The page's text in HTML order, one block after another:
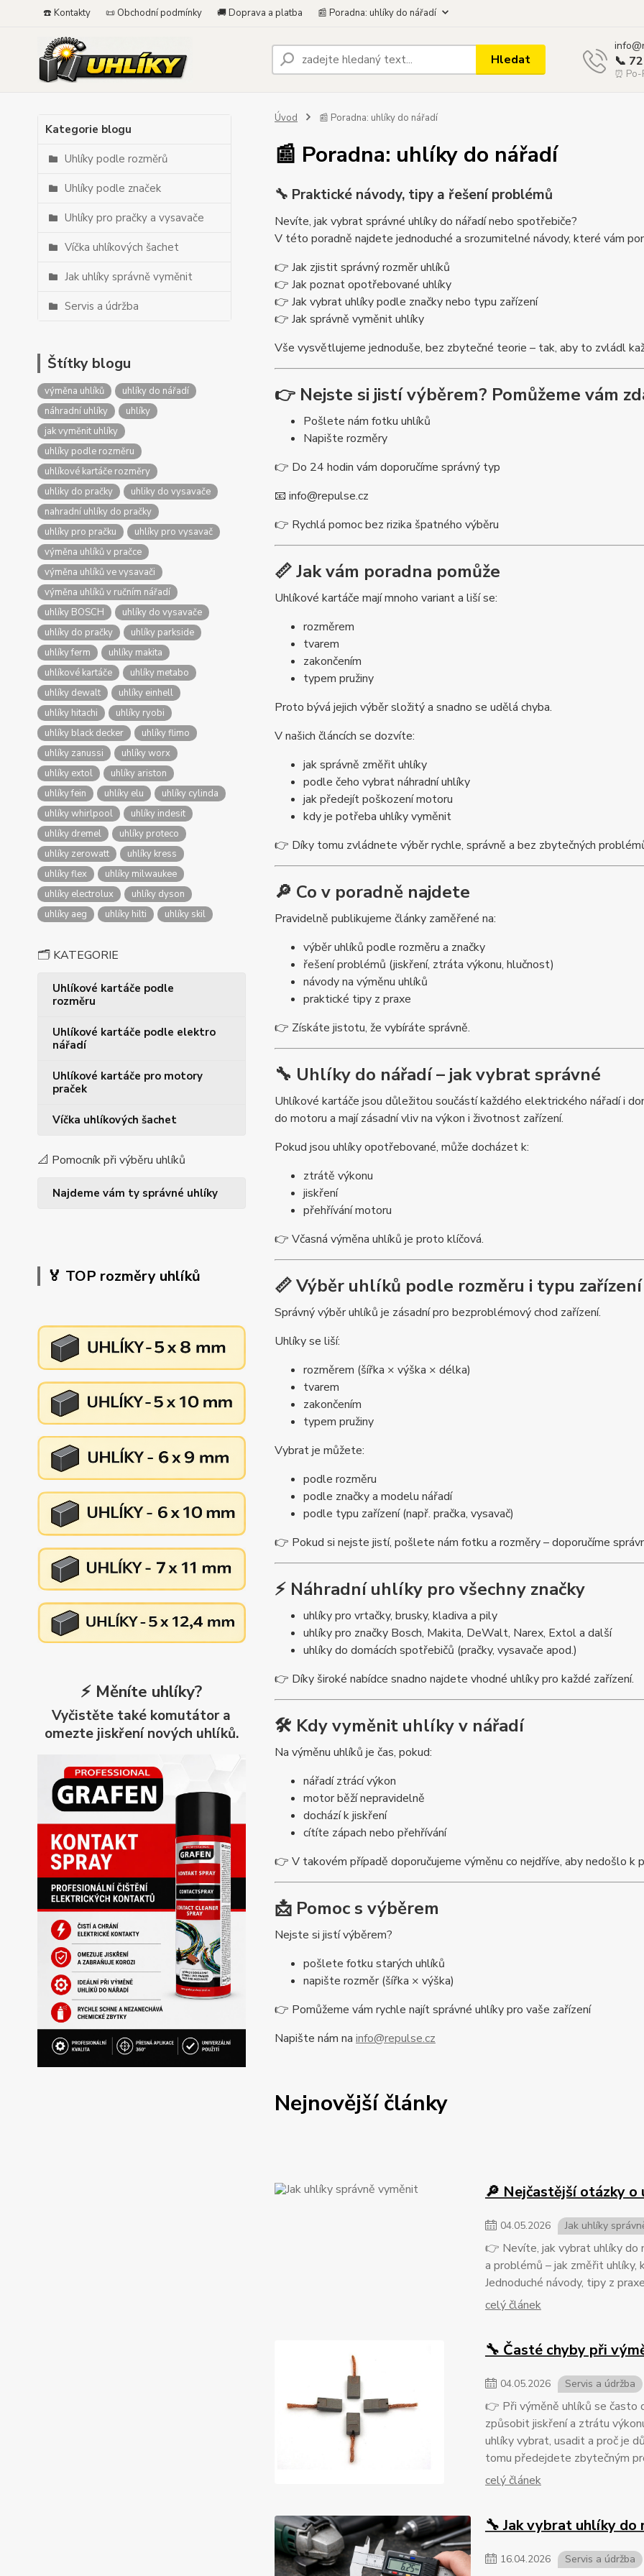
☎️ Kontakty 📜 Obchodní podmínky 🚚 Doprava a platba 📰 Poradna: uhlíky do nářadí
Hledat 📞
⏰
Kategorie blogu
Uhlíky podle rozměrů
Uhlíky podle značek
Uhlíky pro pračky a vysavače
Víčka uhlíkových šachet
Jak uhlíky správně vyměnit
Servis a údržba
Štítky blogu
výměna uhlíků
uhlíky do nářadí
náhradní uhlíky
uhlíky
jak vyměnit uhlíky
uhlíky podle rozměru
uhlíkové kartáče rozměry
uhliky do pračky
uhliky do vysavače
nahradní uhlíky do pračky
uhlíky pro pračku
uhlíky pro vysavač
výměna uhlíků v pračce
výměna uhlíků ve vysavači
výměna uhlíků v ručním nářadí
uhlíky BOSCH
uhlíky do vysavače
uhlíky do pračky
uhlíky parkside
uhlíky ferm
uhlíky makita
uhlíkové kartáče
uhlíky metabo
uhlíky dewalt
uhlíky einhell
uhlíky hitachi
uhlíky ryobi
uhlíky black decker
uhlíky flimo
uhlíky zanussi
uhlíky worx
uhlíky extol
uhlíky ariston
uhlíky fein
uhlíky elu
uhlíky cylinda
uhlíky whirlpool
uhlíky indesit
uhlíky dremel
uhlíky proteco
uhlíky zerowatt
uhlíky kress
uhlíky flex
uhlíky milwaukee
uhlíky electrolux
uhlíky dyson
uhlíky aeg
uhlíky hilti uhlíky skil
🗂️ KATEGORIE
Uhlíkové kartáče podle
rozměru
Uhlíkové kartáče podle elektro
nářadí
Uhlíkové kartáče pro motory
praček
Víčka uhlíkových šachet
📐 Pomocník při výběru uhlíků
Najdeme vám ty správné uhlíky
🏅 TOP rozměry uhlíků
⚡ Měníte uhlíky?
Vyčistěte také komutátor a
omezte jiskření nových uhlíků.
Úvod 📰 Poradna: uhlíky do nářadí
📰 Poradna: uhlíky do nářadí
🔧 Praktické návody, tipy a řešení problémů
Nevíte, jak vybrat správné uhlíky do nářadí nebo spotřebiče?
V této poradně najdete jednoduché a srozumitelné návody, které vám
👉 Jak zjistit správný rozměr uhlíků
👉 Jak poznat opotřebované uhlíky
👉 Jak vybrat uhlíky podle značky nebo typu zařízení
👉 Jak správně vyměnit uhlíky
Vše vysvětlujeme jednoduše, bez zbytečné teorie – tak, aby to zvládl
👉 Nejste si jistí výběrem? Pomůžeme vám
Pošlete nám fotku uhlíků
Napište rozměry
👉 Do 24 hodin vám doporučíme správný typ
📧 info@repulse.cz
👉 Rychlá pomoc bez rizika špatného výběru
📏 Jak vám poradna pomůže
Uhlíkové kartáče mají mnoho variant a liší se:
rozměrem
tvarem
zakončením
typem pružiny
Proto bývá jejich výběr složitý a snadno se udělá chyba.
V našich článcích se dozvíte:
jak správně změřit uhlíky
podle čeho vybrat náhradní uhlíky
jak předejít poškození motoru
kdy je potřeba uhlíky vyměnit
👉 Díky tomu zvládnete výběr rychle, správně a bez zbytečných
🔎 Co v poradně najdete
Pravidelně publikujeme články zaměřené na:
výběr uhlíků podle rozměru a značky
řešení problémů (jiskření, ztráta výkonu, hlučnost)
návody na výměnu uhlíků
praktické tipy z praxe
👉 Získáte jistotu, že vybíráte správně.
🔧 Uhlíky do nářadí – jak vybrat správné
Uhlíkové kartáče jsou důležitou součástí každého elektrického nářadí i
do motoru a mají zásadní vliv na výkon i životnost zařízení.
Pokud jsou uhlíky opotřebované, může docházet k:
ztrátě výkonu
jiskření
přehřívání motoru
👉 Včasná výměna uhlíků je proto klíčová.
📏 Výběr uhlíků podle rozměru i typu zařízení
Správný výběr uhlíků je zásadní pro bezproblémový chod zařízení.
Uhlíky se liší:
rozměrem (šířka × výška × délka)
tvarem
zakončením
typem pružiny
Vybrat je můžete:
podle rozměru
podle značky a modelu nářadí
podle typu zařízení (např. pračka, vysavač)
👉 Pokud si nejste jistí, pošlete nám fotku a rozměry – doporučíme
⚡ Náhradní uhlíky pro všechny značky
uhlíky pro vrtačky, brusky, kladiva a pily
uhlíky pro značky Bosch, Makita, DeWalt, Narex, Extol a další
uhlíky do domácích spotřebičů (pračky, vysavače apod.)
👉 Díky široké nabídce snadno najdete vhodné uhlíky pro každé zařízení.
🛠️ Kdy vyměnit uhlíky v nářadí
Na výměnu uhlíků je čas, pokud:
nářadí ztrácí výkon
motor běží nepravidelně
dochází k jiskření
cítíte zápach nebo přehřívání
👉 V takovém případě doporučujeme výměnu co nejdříve, aby nedošlo k
📩 Pomoc s výběrem
Nejste si jistí výběrem?
pošlete fotku starých uhlíků
napište rozměr (šířka × výška)
👉 Pomůžeme vám rychle najít správné uhlíky pro vaše zařízení
Napište nám na info@repulse.cz
Nejnovější články
🔎 Nejčastější otázky
04.05.2026 Jak uhlíky
👉 Nevíte, jak vybrat uhlíky do
a problémů – jak změřit
Jednoduché návody, tipy z
celý článek
🔧 Časté chyby při
04.05.2026 Servis a údržba
👉 Při výměně uhlíků se často
způsobit jiskření a ztrátu
uhlíky vybrat, usadit a proč je
tomu předejdete zbytečným
celý článek
🔧 Jak vybrat uhlíky do
16.04.2026 Servis a údržba